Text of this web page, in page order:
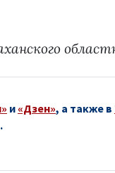
и «Дзен», а также в